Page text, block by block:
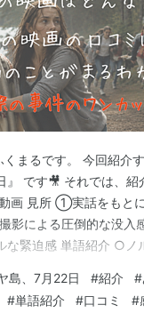
くまるです。 今回紹介
』 です🎥 それでは、
画 見所 ①実話をもと
影による圧倒的な没
な緊迫感 単語紹介 ○ノ
ぺ ○俳優 アンドレア・
白くない 感想
島、7月22日 #紹介 #
#単語紹介 #口コミ #